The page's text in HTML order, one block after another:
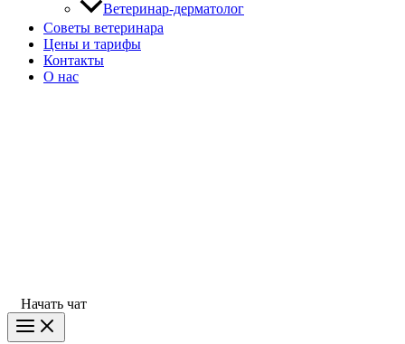
Ветеринар-дерматолог
Советы ветеринара
Цены и тарифы
Контакты
О нас
Начать чат